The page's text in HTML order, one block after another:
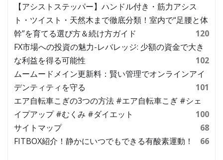
【アシストステッパー】ハンドル付き・筋力アシス
ト・ツイスト・天然木まで徹底分類！室内で“足腰と体
幹”を育てる選び方＆続け方ガイド
120
FX市場への投資の魅力-レバレッジ: 少額の資金で大き
な利益を得る可能性
102
ムームードメイン更新料：賢い管理でオンラインアイ
デンティティを守る
101
エア自転車こぎの3つの方法 #エア自転車こぎ #シェ
イプアップ #むくみ #ダイエット
100
サイトマップ
68
FITBOX紹介！静かにいつでもできる有酸素運動！
66